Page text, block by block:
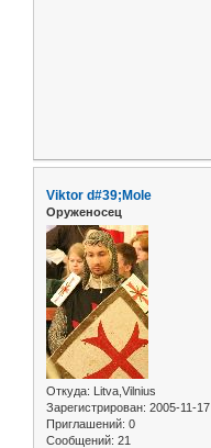
Viktor d#39;Mole
Оруженосец
Откуда: Litva,Vilnius
Зарегистрирован: 2005-11-17
Приглашений: 0
Сообщений: 21